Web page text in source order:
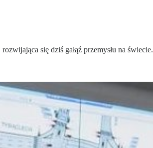
się dziś gałąź przemysłu na świecie.